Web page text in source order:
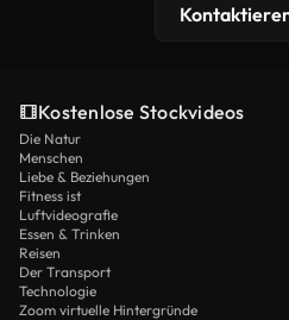
Kostenlose Stockvideos
Die Natur
Menschen
Liebe & Beziehungen
Fitness ist
Luftvideografie
Essen & Trinken
Reisen
Der Transport
Technologie
Zoom virtuelle Hintergründe